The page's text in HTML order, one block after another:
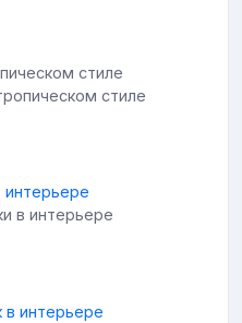
стиле
в интерьере